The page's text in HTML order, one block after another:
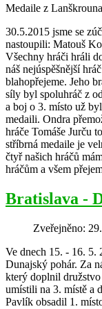
Medaile z Lanškrouna
30.5.2015 jsme se
nastoupili: Matouš
Všechny hráči hráli
náš nejúspěšnější
blahopřejeme. Jeho
síly byl spoluhráč z
a boj o 3. místo už
medaili. Ondra
hráče Tomáše Jurču
stříbrná medaile je
čtyř našich hráčů
hráčům a všem
Bratislava -
Zveřejněno:
Ve dnech 15. - 16. 5.
Dunajský pohár. Za
který doplnil družstvo
umístili na 3. místě a
Pavlík obsadil 1.